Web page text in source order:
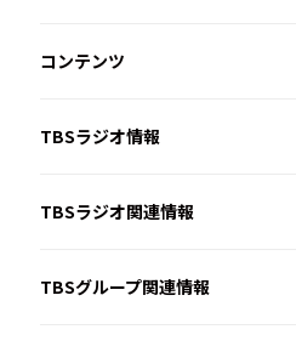
コンテンツ
TBSラジオ情報
TBSラジオ関連情報
TBSグループ関連情報